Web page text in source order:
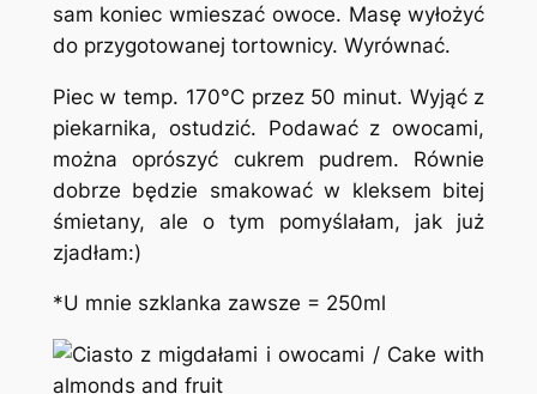
sam koniec wmieszać owoce. Masę wyłożyć
do przygotowanej tortownicy. Wyrównać.
Piec w temp. 170°C przez 50 minut. Wyjąć z
piekarnika, ostudzić. Podawać z owocami,
można oprószyć cukrem pudrem. Równie
dobrze będzie smakować w kleksem bitej
śmietany, ale o tym pomyślałam, jak już
zjadłam:)
*U mnie szklanka zawsze = 250ml